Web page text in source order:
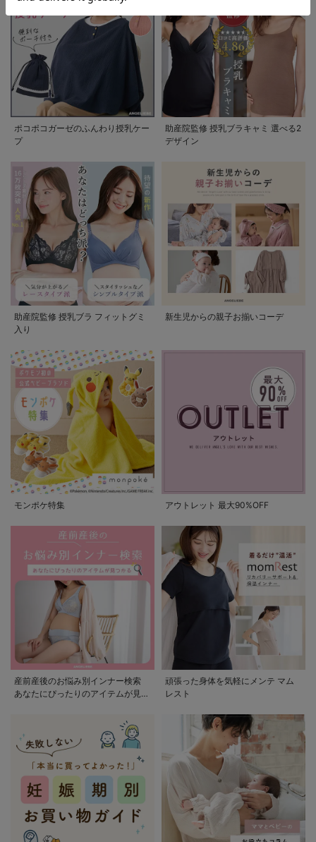
ポコポコガーゼのふんわり授乳ケー
プ
助産院監修 授乳ブラキャミ 選べる2
デザイン
助産院監修 授乳ブラ フィットグミ
入り
新生児からの親子お揃いコーデ
モンポケ特集 アウトレット 最大90%OFF
産前産後のお悩み別インナー検索
あなたにぴったりのアイテムが見つ
頑張った身体を気軽にメンテ マム
レスト